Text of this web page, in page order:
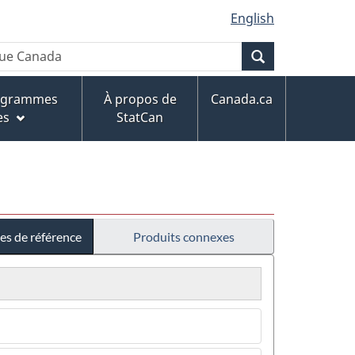
English
À propos de
StatCan
Canada.ca
de référence Produits connexes